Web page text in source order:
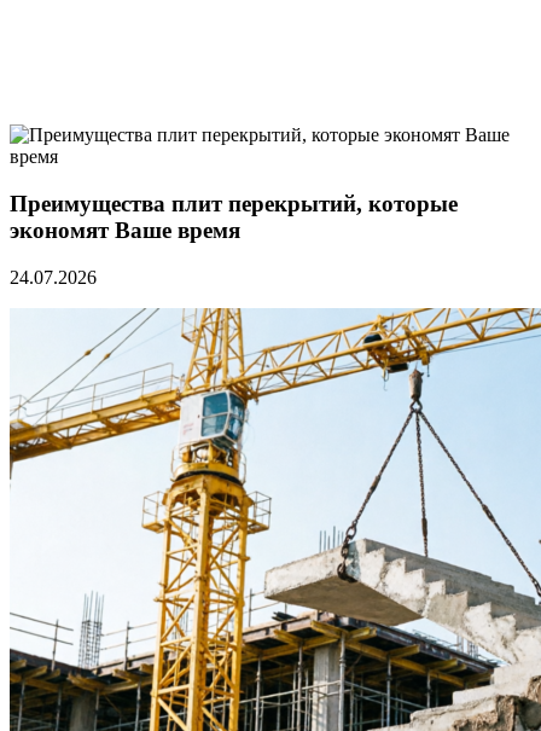
Преимущества плит перекрытий, которые
экономят Ваше время
24.07.2026